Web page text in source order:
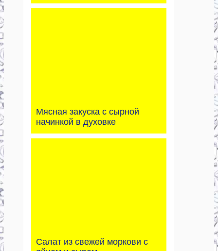
Мясная закуска с сырной
начинкой в духовке
Салат из свежей моркови с